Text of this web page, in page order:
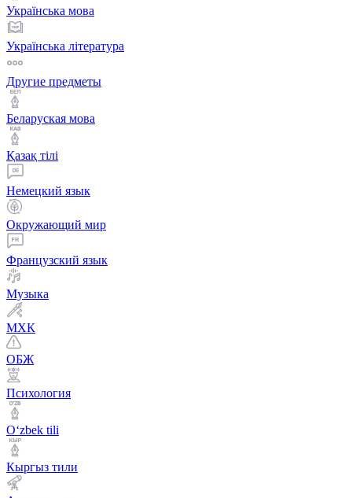
Українська мова
Українська література
Другие предметы
Беларуская мова
Қазақ тiлi
Немецкий язык
Окружающий мир
Французский язык
Музыка
МХК
ОБЖ
Психология
Оʻzbek tili
Кыргыз тили